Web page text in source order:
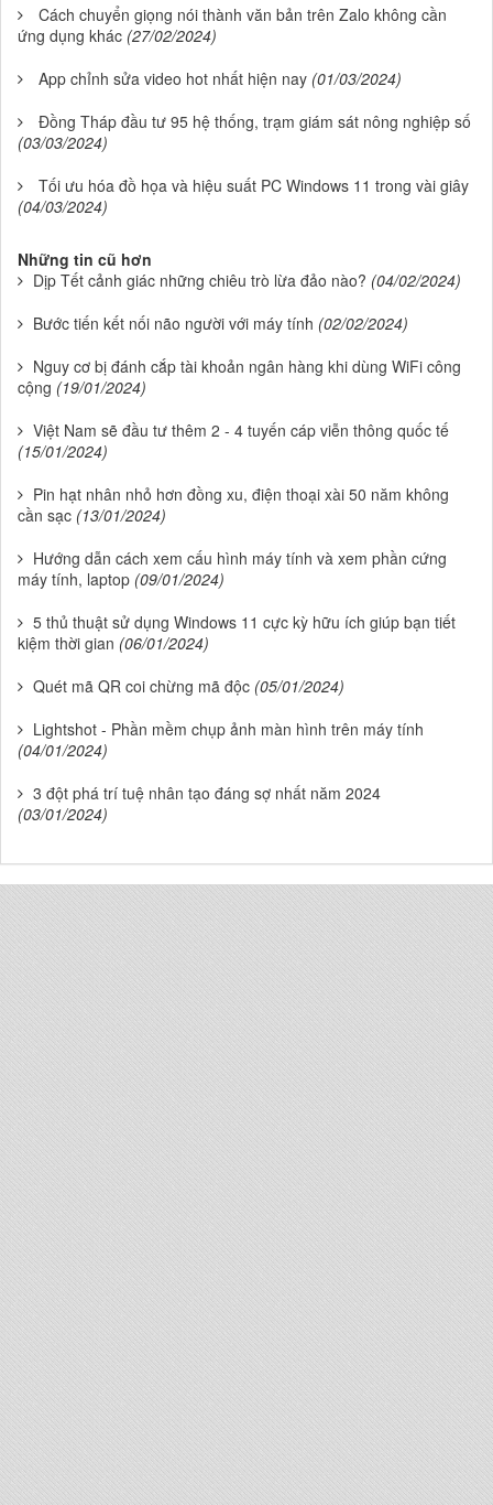
Cách chuyển giọng nói thành văn bản trên Zalo không cần
ứng dụng khác (27/02/2024)
App chỉnh sửa video hot nhất hiện nay (01/03/2024)
Đồng Tháp đầu tư 95 hệ thống, trạm giám sát nông nghiệp số
(03/03/2024)
Tối ưu hóa đồ họa và hiệu suất PC Windows 11 trong vài giây
(04/03/2024)
Những tin cũ hơn
Dịp Tết cảnh giác những chiêu trò lừa đảo nào? (04/02/2024)
Bước tiến kết nối não người với máy tính (02/02/2024)
Nguy cơ bị đánh cắp tài khoản ngân hàng khi dùng WiFi công
cộng (19/01/2024)
Việt Nam sẽ đầu tư thêm 2 - 4 tuyến cáp viễn thông quốc tế
(15/01/2024)
Pin hạt nhân nhỏ hơn đồng xu, điện thoại xài 50 năm không
cần sạc (13/01/2024)
Hướng dẫn cách xem cấu hình máy tính và xem phần cứng
máy tính, laptop (09/01/2024)
5 thủ thuật sử dụng Windows 11 cực kỳ hữu ích giúp bạn tiết
kiệm thời gian (06/01/2024)
Quét mã QR coi chừng mã độc (05/01/2024)
Lightshot - Phần mềm chụp ảnh màn hình trên máy tính
(04/01/2024)
3 đột phá trí tuệ nhân tạo đáng sợ nhất năm 2024
(03/01/2024)